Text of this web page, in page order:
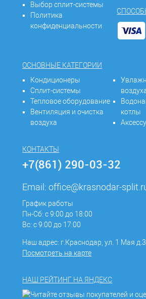
Выбор сплит-системы
Политика
конфиденциальности
ОСНОВНЫЕ КАТЕГОРИИ
Кондиционеры
Сплит-системы
Тепловое оборудование
Вентиляция и очистка
воздуха
котлы
КОНТАКТЫ
+7(861) 290-03-32
Email:office@krasnodar-
График работы
Пн-Сб: с 9:00 до 18:00
Вс: с 9:00 до 17:00
Наш адрес: г.Краснодар, ул. 1 Мая
Посмотреть на карте
НАШ РЕЙТИНГ НА ЯНДЕКС